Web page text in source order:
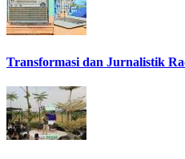
Transformasi dan Jurnalistik